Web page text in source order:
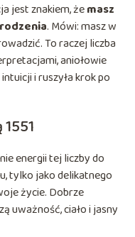
jest znakiem, żemasz
. Mówi: masz w
To raczej liczba
aniołowie
i ruszyła krok po
energii tej liczby do
tylko jako delikatnego
życie. Dobrze
uważność, ciało i jasny